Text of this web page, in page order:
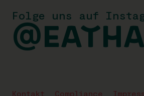
Folge uns auf
Kontakt Compliance